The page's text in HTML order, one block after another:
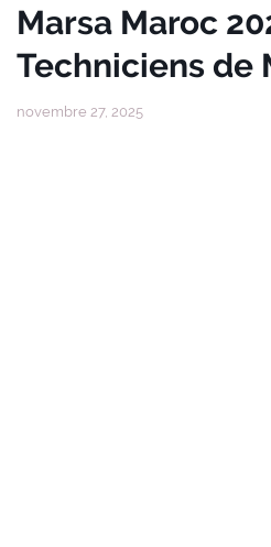
Marsa Maroc
Techniciens de
novembre 27, 2025